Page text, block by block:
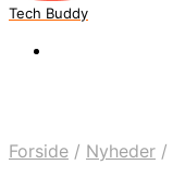
Tech Buddy
Forside / Nyheder /